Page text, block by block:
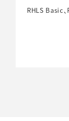
RHLS Basic